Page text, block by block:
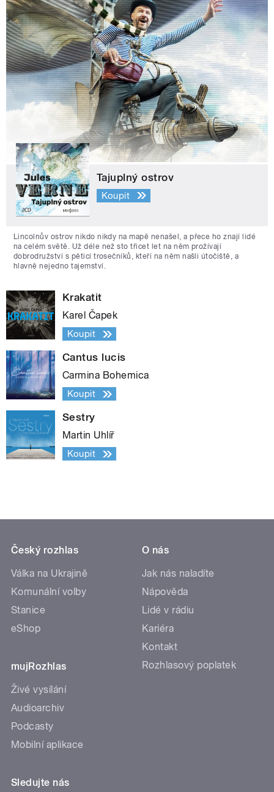
Tajuplný ostrov
Koupit
Lincolnův ostrov nikdo nikdy na mapě nenašel, a přece ho znají lidé
na celém světě. Už déle než sto třicet let na něm prožívají
dobrodružství s pěticí trosečníků, kteří na něm našli útočiště, a
hlavně nejedno tajemství.
Krakatit
Karel Čapek
Koupit
Cantus lucis
Carmina Bohemica
Koupit
Sestry
Martin Uhlíř
Koupit
Český rozhlas
Válka na Ukrajině
Komunální volby
Stanice
eShop
mujRozhlas
Živé vysílání
Audioarchiv
Podcasty
Mobilní aplikace
O nás
Jak nás naladíte
Nápověda
Lidé v rádiu
Kariéra
Kontakt
Rozhlasový poplatek
Sledujte nás